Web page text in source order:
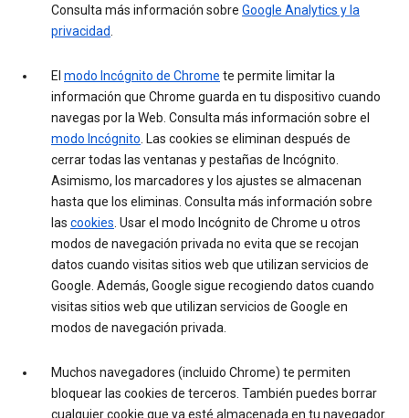
Consulta más información sobre Google Analytics y la
privacidad.
El modo Incógnito de Chrome te permite limitar la
información que Chrome guarda en tu dispositivo cuando
navegas por la Web. Consulta más información sobre el
modo Incógnito. Las cookies se eliminan después de
cerrar todas las ventanas y pestañas de Incógnito.
Asimismo, los marcadores y los ajustes se almacenan
hasta que los eliminas. Consulta más información sobre
las cookies. Usar el modo Incógnito de Chrome u otros
modos de navegación privada no evita que se recojan
datos cuando visitas sitios web que utilizan servicios de
Google. Además, Google sigue recogiendo datos cuando
visitas sitios web que utilizan servicios de Google en
modos de navegación privada.
Muchos navegadores (incluido Chrome) te permiten
bloquear las cookies de terceros. También puedes borrar
cualquier cookie que ya esté almacenada en tu navegador.